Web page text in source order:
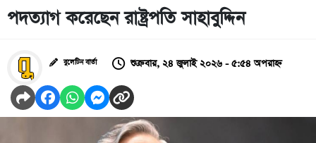
পদত্যাগ করেছেন রাষ্ট্রপতি সাহাবুদ্দিন
বুলেটিন বার্তা শুক্রবার, ২৪ জুলাই ২০২৬ - ৫:৫৪ অপরাহ্ন